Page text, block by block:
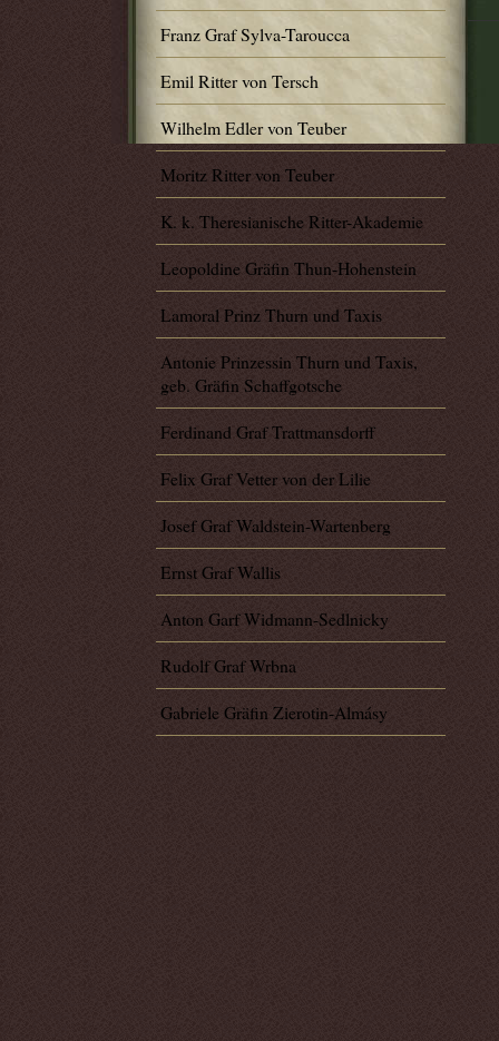
Franz Graf Sylva-Taroucca
Emil Ritter von Tersch
Wilhelm Edler von Teuber
Moritz Ritter von Teuber
K. k. Theresianische Ritter-Akademie
Leopoldine Gräfin Thun-Hohenstein
Lamoral Prinz Thurn und Taxis
Antonie Prinzessin Thurn und Taxis,
geb. Gräfin Schaffgotsche
Ferdinand Graf Trattmansdorff
Felix Graf Vetter von der Lilie
Josef Graf Waldstein-Wartenberg
Ernst Graf Wallis
Anton Garf Widmann-Sedlnicky
Rudolf Graf Wrbna
Gabriele Gräfin Zierotin-Almásy